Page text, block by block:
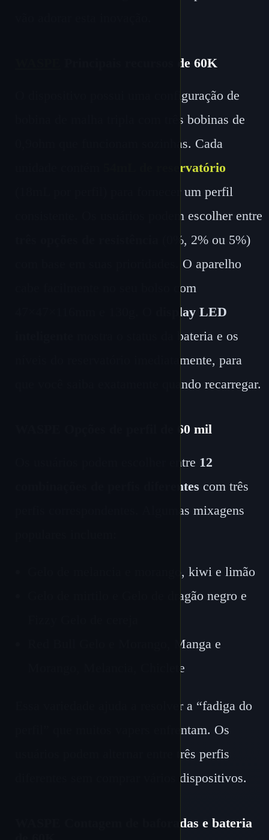
Principais recursos de 60K
O dispositivo possui uma configuração de
bobina de malha tripla com três bobinas de
0,9ohm que funcionam sozinhas. Cada
54mL de reservatório
(18mL por perfil) para fornecer um perfil
consistente. Os usuários podem escolher entre
(0%, 2% ou 5%)
com base em suas prioridades. O aparelho
cabe facilmente no seu bolso com
display LED
mostra o status da bateria e os
níveis do reservatório imediatamente, para
que você saiba exatamente quando recarregar.
WASPE Opções de perfil de 60 mil
Os usuários podem escolher entre 12
combinações de perfis diferentes com três
perfis correspondentes. Algumas mixagens
Gelo de melancia e morango, kiwi e limão
Gelo de mirtilo e Gelo de dragão negro e
Red Bull Gelo e Morango, Manga e
Morango, Melancia, Chiclete
Essa variedade ajuda a resolver a “fadiga do
perfil” que muitos vapers enfrentam. Os
usuários podem alternar entre três perfis
diferentes sem comprar vários dispositivos.
WASPE Contagem de baforadas e bateria